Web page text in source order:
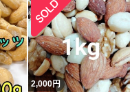
2,000円